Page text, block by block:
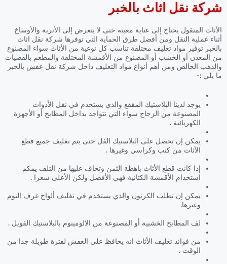
شركة نقل اثاث بالخبر
الأثاث المنقول يحتاج إلى عناية معينه حتى لا يتعرض إلى الأتربة والأوساخ
أثناء عملية النقل ومن أفضل طرق الحماية التي توفرها شركة نقل اثاث
بالخبر توفير مواد تغليف مختلفة تناسب كل نوعية من الأثاث سواء المصنوع
من المعدن أو الخشب أو المصنوع من الأقمشة المختلفة والمطعم بالفضيات
والذهب الخالص ومن أهم أنواع مواد التغليف داخل شركة نقل عفش بالخبر
ما يلي :-
يوجد لدينا البلاستيك المقفع والذي يستخدم في نقل الأدوات
المصنوعة من الزجاج سواء التي تتواجد بداخل المطابخ أو الأجهزة
الكهربائية .
يمكن إن تحصل على البلاستيك الفل حتى يتم تغليف جميع قطع
الأثاث من كنب وكراسي وغيرها .
إذا كانت قطع الأثاث باهظة الثمن وتخاف عليها من التلف يمكم
استخدام الأقمشة الكتانية فهي الأفضل ولكن الأعلى سعرا .
يمكن إن تطلب الكرتون والذي يستخدم في تغليف ألواح غرف النوم
وغيرها.
لف المطابخ الخشبية أو المصنوعة من الالومينوم بالبلاستيك الفويل .
من فوائد تغليف الأثاث انه يحافظ على العفش لفترة طويلة جدا من
الوقت .